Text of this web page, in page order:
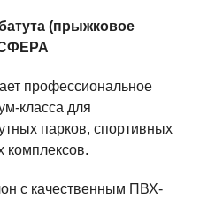
(прыжковое
профессиональное
класса для
парков, спортивных
комплексов.
с качественным ПВХ-